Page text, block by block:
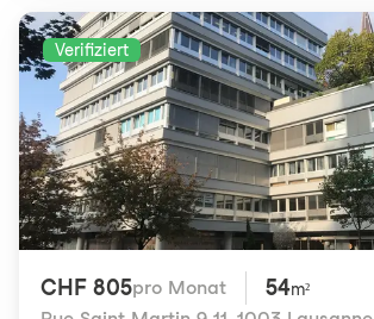
Verifiziert
CHF 805pro Monat 54m²